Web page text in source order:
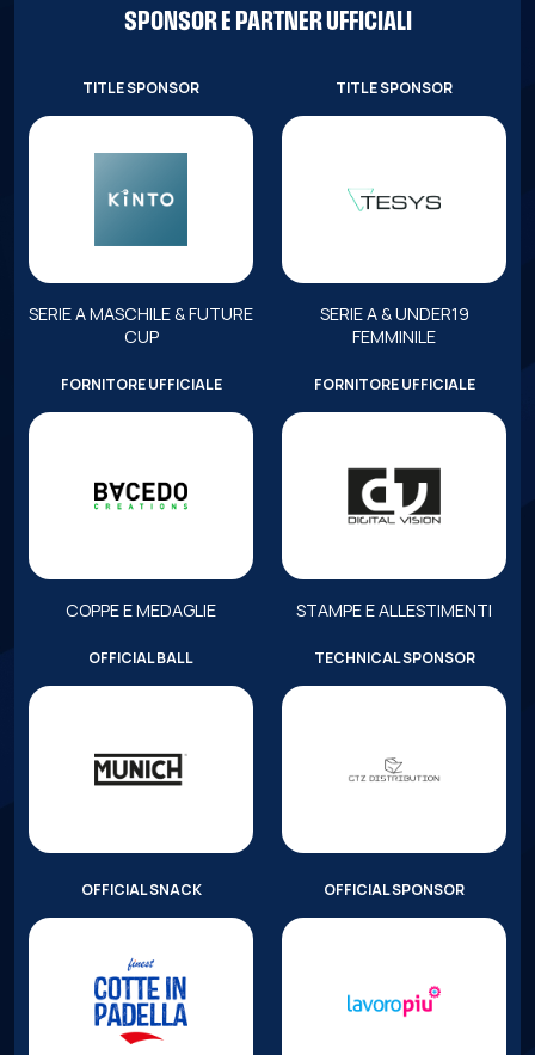
SPONSOR E PARTNER UFFICIALI
TITLE SPONSOR
SERIE A MASCHILE & FUTURE
CUP
TITLE SPONSOR
SERIE A & UNDER19
FEMMINILE
FORNITORE UFFICIALE
COPPE E MEDAGLIE
FORNITORE UFFICIALE
STAMPE E ALLESTIMENTI
OFFICIAL BALL TECHNICAL SPONSOR
OFFICIAL SNACK OFFICIAL SPONSOR